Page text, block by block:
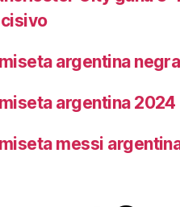
argentina negra
argentina 2024
messi